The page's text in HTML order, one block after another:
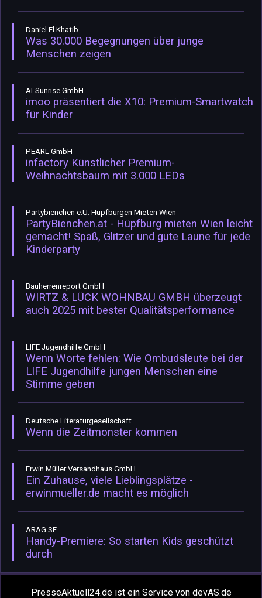
Daniel El Khatib
Was 30.000 Begegnungen über junge
Menschen zeigen
AI-Sunrise GmbH
imoo präsentiert die X10: Premium-Smartwatch
für Kinder
PEARL GmbH
infactory Künstlicher Premium-
Weihnachtsbaum mit 3.000 LEDs
Partybienchen e.U. Hüpfburgen Mieten Wien
PartyBienchen.at - Hüpfburg mieten Wien leicht
gemacht! Spaß, Glitzer und gute Laune für jede
Kinderparty
Bauherrenreport GmbH
WIRTZ & LÜCK WOHNBAU GMBH überzeugt
auch 2025 mit bester Qualitätsperformance
LIFE Jugendhilfe GmbH
Wenn Worte fehlen: Wie Ombudsleute bei der
LIFE Jugendhilfe jungen Menschen eine
Stimme geben
Deutsche Literaturgesellschaft
Wenn die Zeitmonster kommen
Erwin Müller Versandhaus GmbH
Ein Zuhause, viele Lieblingsplätze -
erwinmueller.de macht es möglich
ARAG SE
Handy-Premiere: So starten Kids geschützt
durch
PresseAktuell24.de ist ein Service von devAS.de